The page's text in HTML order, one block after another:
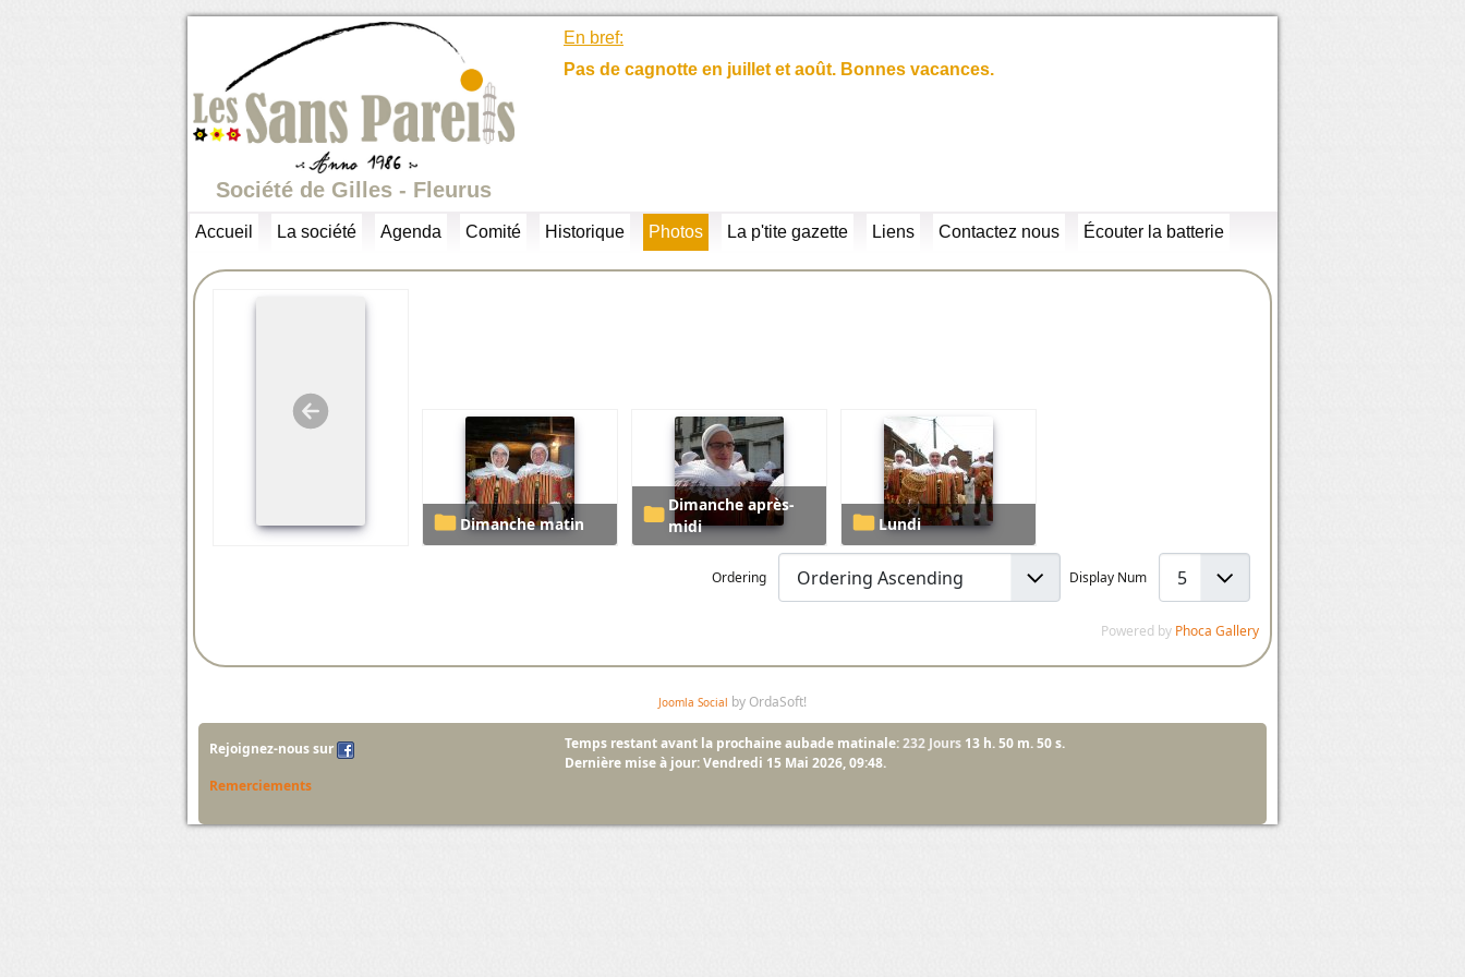
Société de Gilles - Fleurus
En bref:
Pas de cagnotte en juillet et août. Bonnes vacances.
Accueil La société Agenda Comité Historique Photos La p'tite gazette Liens Contactez nous Écouter la batterie
Dimanche matin
Dimanche après-
midi
Lundi
Ordering Display Num
Powered by Phoca Gallery
Joomla Social by OrdaSoft!
Rejoignez-nous sur
Remerciements
Temps restant avant la prochaine aubade matinale: 232 Jours 13 h. 50 m. 50 s.
Dernière mise à jour: Vendredi 15 Mai 2026, 09:48.